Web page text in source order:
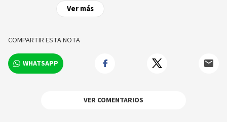
de las noticias y sucesos más importantes a
nivel nacional e internacional, videos y fotos
Ver más
COMPARTIR ESTA NOTA
WHATSAPP
VER COMENTARIOS